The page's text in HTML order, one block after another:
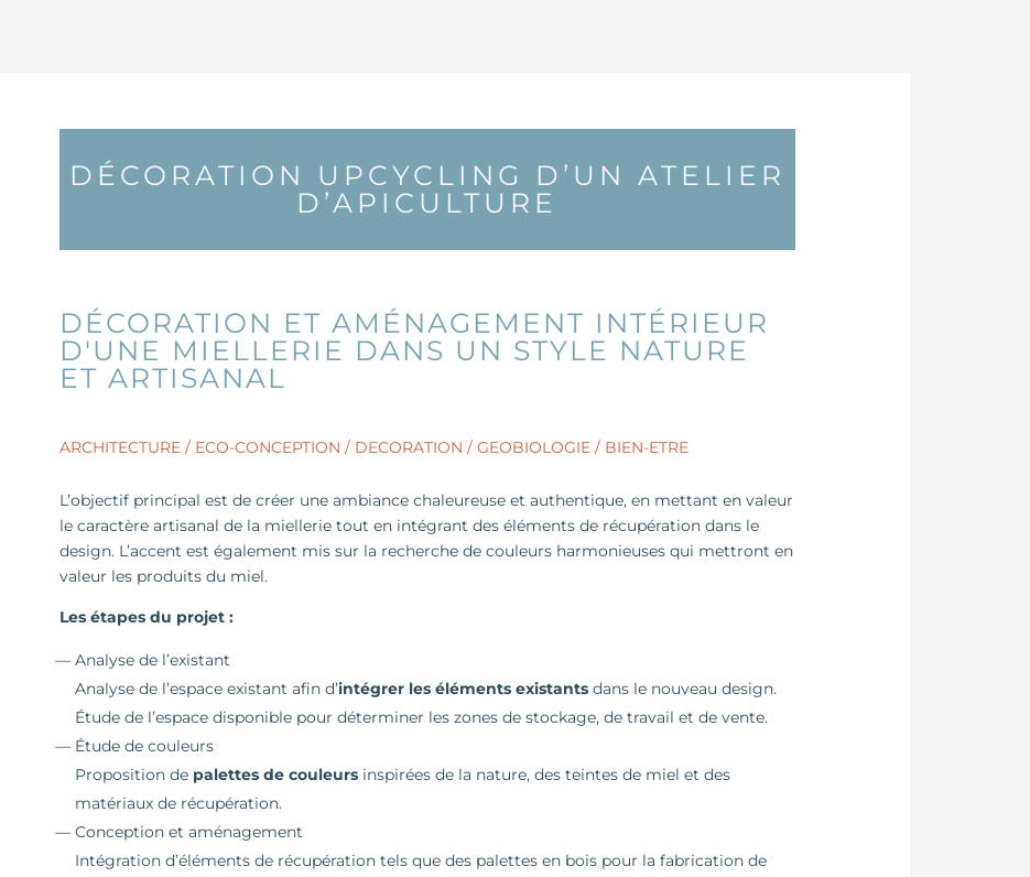
DÉCORATION UPCYCLING D’UN ATELIER
D’APICULTURE
DÉCORATION ET AMÉNAGEMENT INTÉRIEUR
D'UNE MIELLERIE DANS UN STYLE NATURE
ET ARTISANAL
ARCHITECTURE / ECO-CONCEPTION / DECORATION / GEOBIOLOGIE / BIEN-ETRE
L’objectif principal est de créer une ambiance chaleureuse et authentique, en mettant en valeur
le caractère artisanal de la miellerie tout en intégrant des éléments de récupération dans le
design. L’accent est également mis sur la recherche de couleurs harmonieuses qui mettront en
valeur les produits du miel.
Les étapes du projet :
Analyse de l’existant
Analyse de l’espace existant afin d’intégrer les éléments existantsdans le nouveau design.
Étude de l’espace disponible pour déterminer les zones de stockage, de travail et de vente.
Étude de couleurs
Proposition de palettes de couleursinspirées de la nature, des teintes de miel et des
matériaux de récupération.
Conception et aménagement
Intégration d’éléments de récupération tels que des palettes en bois pour la fabrication de